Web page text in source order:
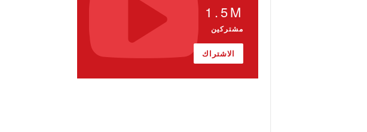
1.5M
مشتركين
الاشتراك